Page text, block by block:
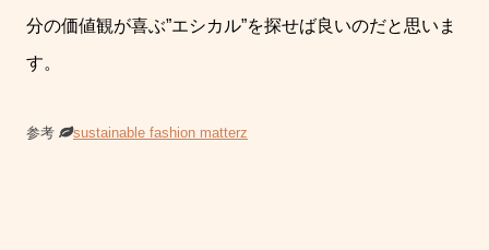
分の価値観が喜ぶ”エシカル”を探せば良いのだと思いま
す。
参考 sustainable fashion matterz